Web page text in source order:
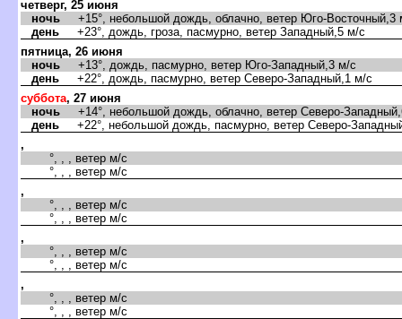
четверг, 25 июня
ночь +15°, небольшой дождь, облачно, ветер Юго-Восточный,3
день +23°, дождь, гроза, пасмурно, ветер Западный,5 м/с
пятница, 26 июня
ночь +13°, дождь, пасмурно, ветер Юго-Западный,3 м/с
день +22°, дождь, пасмурно, ветер Северо-Западный,1 м/с
суббота, 27 июня
ночь +14°, небольшой дождь, облачно, ветер Северо-
день +22°, небольшой дождь, пасмурно, ветер Северо-
,
°, , , ветер м/с
°, , , ветер м/с
,
°, , , ветер м/с
°, , , ветер м/с
,
°, , , ветер м/с
°, , , ветер м/с
,
°, , , ветер м/с
°, , , ветер м/с